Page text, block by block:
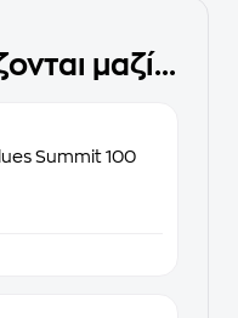
μαζί...
Summit 100